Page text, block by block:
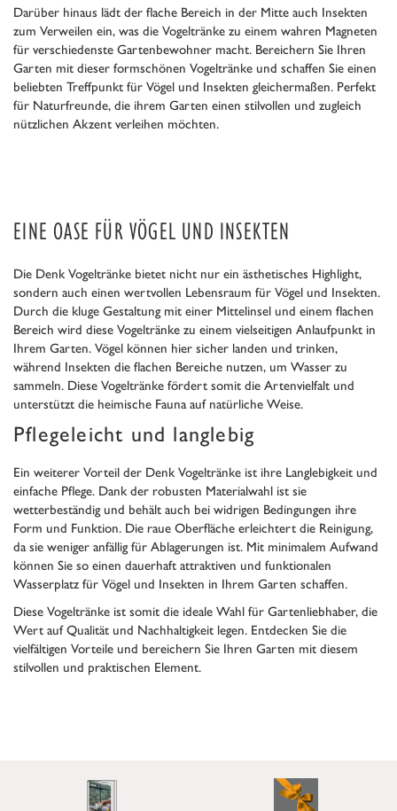
Darüber hinaus lädt der flache Bereich in der Mitte auch Insekten
zum Verweilen ein, was die Vogeltränke zu einem wahren Magneten
für verschiedenste Gartenbewohner macht. Bereichern Sie Ihren
Garten mit dieser formschönen Vogeltränke und schaffen Sie einen
beliebten Treffpunkt für Vögel und Insekten gleichermaßen. Perfekt
für Naturfreunde, die ihrem Garten einen stilvollen und zugleich
nützlichen Akzent verleihen möchten.
EINE OASE FÜR VÖGEL UND INSEKTEN
Die Denk Vogeltränke bietet nicht nur ein ästhetisches Highlight,
sondern auch einen wertvollen Lebensraum für Vögel und Insekten.
Durch die kluge Gestaltung mit einer Mittelinsel und einem flachen
Bereich wird diese Vogeltränke zu einem vielseitigen Anlaufpunkt in
Ihrem Garten. Vögel können hier sicher landen und trinken,
während Insekten die flachen Bereiche nutzen, um Wasser zu
sammeln. Diese Vogeltränke fördert somit die Artenvielfalt und
unterstützt die heimische Fauna auf natürliche Weise.
Pflegeleicht und langlebig
Ein weiterer Vorteil der Denk Vogeltränke ist ihre Langlebigkeit und
einfache Pflege. Dank der robusten Materialwahl ist sie
wetterbeständig und behält auch bei widrigen Bedingungen ihre
Form und Funktion. Die raue Oberfläche erleichtert die Reinigung,
da sie weniger anfällig für Ablagerungen ist. Mit minimalem Aufwand
können Sie so einen dauerhaft attraktiven und funktionalen
Wasserplatz für Vögel und Insekten in Ihrem Garten schaffen.
Diese Vogeltränke ist somit die ideale Wahl für Gartenliebhaber, die
Wert auf Qualität und Nachhaltigkeit legen. Entdecken Sie die
vielfältigen Vorteile und bereichern Sie Ihren Garten mit diesem
stilvollen und praktischen Element.